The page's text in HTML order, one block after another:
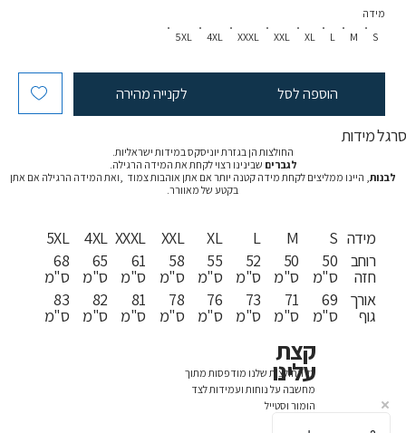
S
M
L
XL
XXL
XXXL
4XL
5XL
מידה
הוספה לסל לקנייה מהירה
סרגל מידות
החולצות הן בגזרת יוניסקס במידות ישראליות.
לגברים שבינינו רצוי לקחת את המידה הרגילה.
לבנות, היינו ממליצים לקחת מידה קטנה יותר אם אתן אוהבות צמוד ,ואת המידה הרגילה אם אתן
בקטע של מאוורר.
5XL
68
ס"מ
83
ס"מ
4XL
65
ס"מ
82
ס"מ
XXXL
61
ס"מ
81
ס"מ
XXL
58
ס"מ
78
ס"מ
XL
55
ס"מ
76
ס"מ
L
52
ס"מ
73
ס"מ
M
50
ס"מ
71
ס"מ
S
50
ס"מ
69
ס"מ
מידה
רוחב
חזה
אורך
גוף
כל החולצות שלנו מודפסות מתוך
מחשבה על נוחות ועמידות לצד
הומור וסטייל
קצת
עלינו